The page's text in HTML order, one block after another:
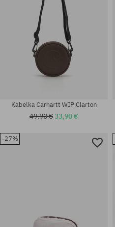
Kabelka Carhartt WIP Clarton
49,90 €33,90 €
-27%